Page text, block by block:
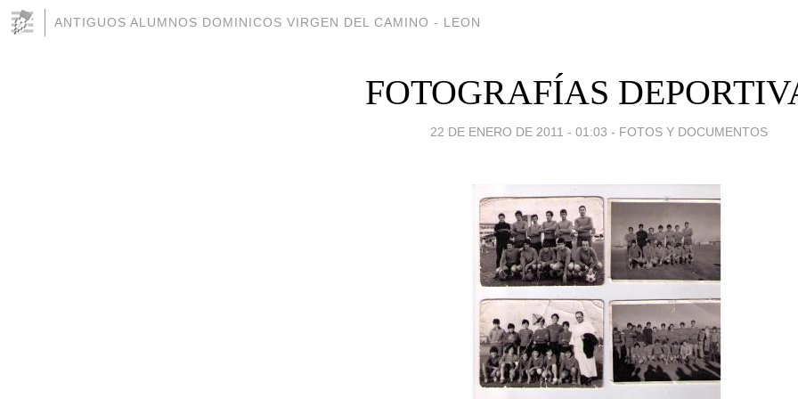
ANTIGUOS ALUMNOS DOMINICOS VIRGEN DEL CAMINO - LEON
FOTOGRAFÍAS
22 DE ENERO DE 2011 - 01:03 - FOTOS Y DOCUMENTOS